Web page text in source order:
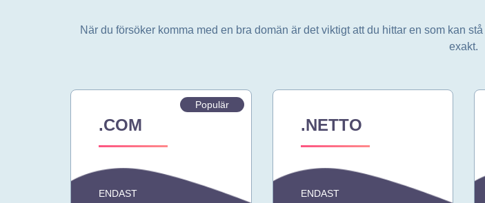
När du försöker komma med en bra domän är det viktigt att du hittar en som kan stå
exakt.
Populär
.COM
ENDAST
.NETTO
ENDAST